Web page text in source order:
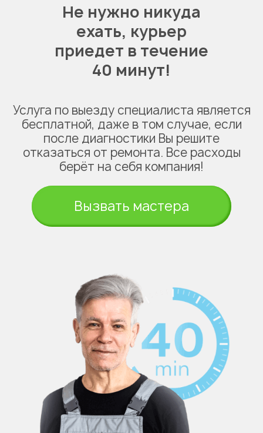
Не нужно никуда
ехать, курьер
приедет в течение
40 минут!
Услуга по выезду специалиста является
бесплатной, даже в том случае, если
после диагностики Вы решите
отказаться от ремонта. Все расходы
берёт на себя компания!
Вызвать мастера